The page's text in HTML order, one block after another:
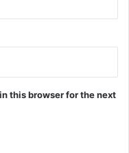
this browser for the next